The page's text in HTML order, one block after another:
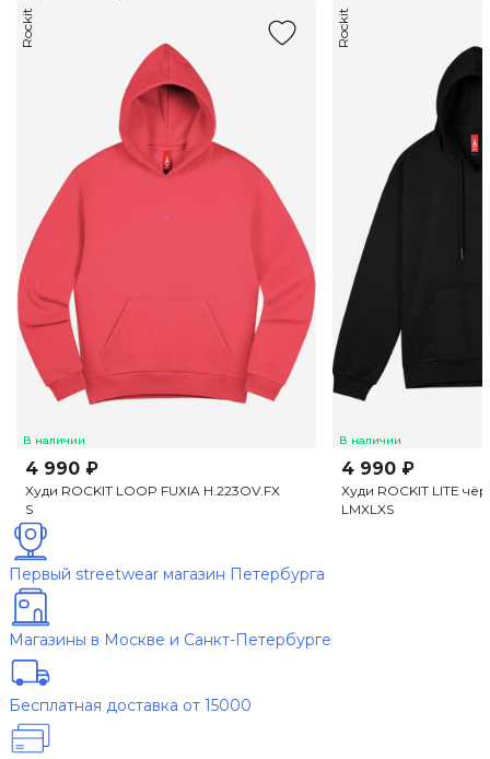
В наличии
Rockit
4 990 ₽
Худи ROCKIT LOOP FUXIA H.223OV.FX
S
В наличии
Rockit
4 990 ₽
Худи ROCKIT LITE
L MXL XS
Первый streetwear магазин Петербурга
Магазины в Москве и Санкт-Петербурге
Бесплатная доставка от 15000